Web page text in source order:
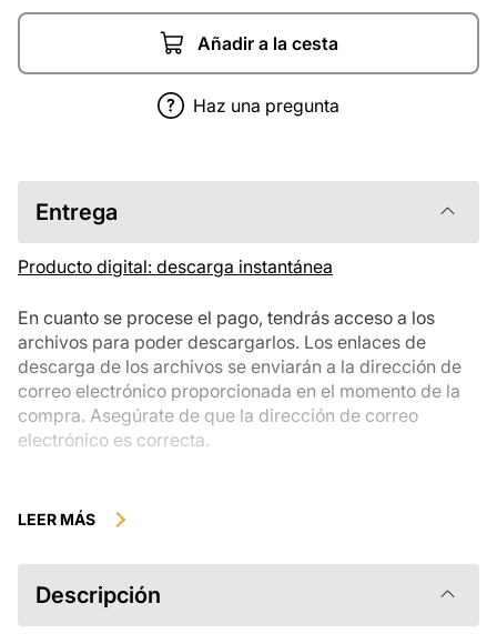
Añadir a la cesta
Haz una pregunta
Entrega
Producto digital: descarga instantánea
En cuanto se procese el pago, tendrás acceso a los
archivos para poder descargarlos. Los enlaces de
descarga de los archivos se enviarán a la dirección de
correo electrónico proporcionada en el momento de la
compra. Asegúrate de que la dirección de correo
electrónico es correcta.
instantánea no se pueden devolver, cambiar ni cancelar
descripción del producto atentamente antes de
comprarlo y que te pongas en contacto con nosotros si
tienes alguna duda. Si tienes problemas con el pedido,
LEER MÁS
Descripción